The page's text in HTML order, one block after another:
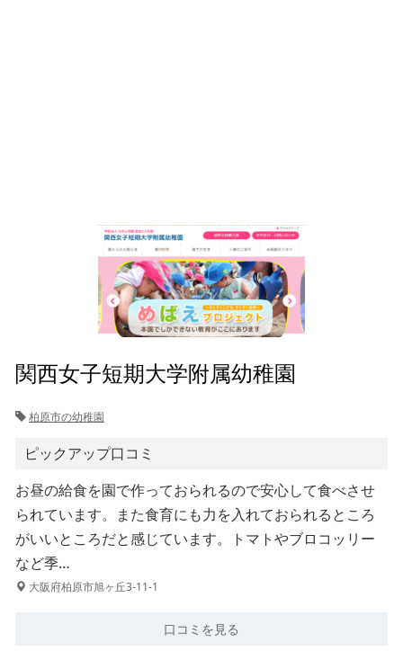
関西女子短期大学附属幼稚園
柏原市の幼稚園
ピックアップ口コミ
お昼の給食を園で作っておられるので安心して食べさせ
られています。また食育にも力を入れておられるところ
がいいところだと感じています。トマトやブロコッリー
など季…
大阪府柏原市旭ヶ丘3-11-1
口コミを見る